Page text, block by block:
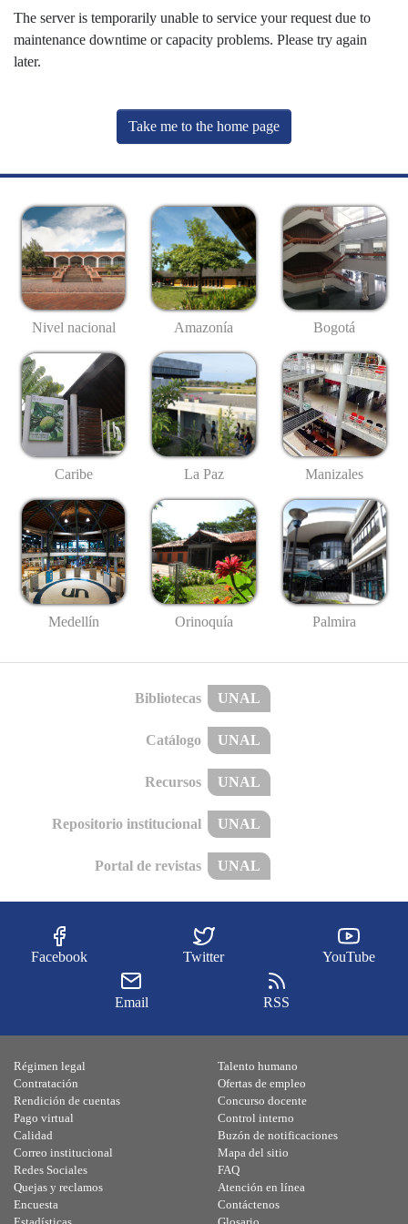
The server is temporarily unable to service your request due to
maintenance downtime or capacity problems. Please try again
later.
Take me to the home page
Nivel nacional Amazonía Bogotá
Caribe La Paz Manizales
Medellín Orinoquía Palmira
Bibliotecas UNAL
Catálogo UNAL
Recursos UNAL
Repositorio institucional UNAL
Portal de revistas UNAL
Facebook Twitter YouTube
Email RSS
Régimen legal
Contratación
Rendición de cuentas
Pago virtual
Calidad
Talento humano
Ofertas de empleo
Concurso docente
Control interno
Buzón de notificaciones
Correo institucional
Redes Sociales
Quejas y reclamos
Encuesta
Mapa del sitio
FAQ
Atención en línea
Contáctenos